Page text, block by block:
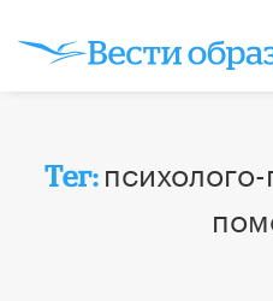
Тег: